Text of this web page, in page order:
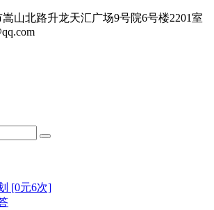
山北路升龙天汇广场9号院6号楼2201室
[0元6次]